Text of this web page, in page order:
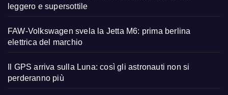
leggero e supersottile
FAW-Volkswagen svela la Jetta M6: prima berlina
elettrica del marchio
Il GPS arriva sulla Luna: così gli astronauti non si
perderanno più